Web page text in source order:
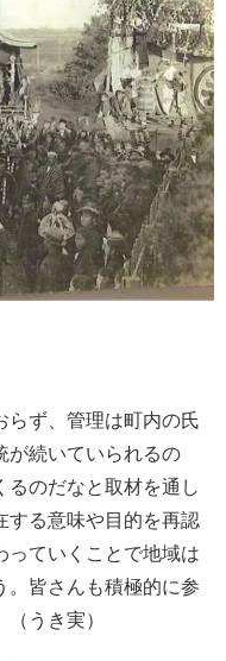
ず、管理は町内の氏
が続いていられるの
のだなと取材を通し
する意味や目的を再認
っていくことで地域は
。皆さんも積極的に参
うき実）